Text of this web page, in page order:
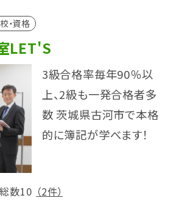
・資格
LET'S
3級合格率毎年90％以
上、2級も一発合格者多
数 茨城県古河市で本格
的に簿記が学べます！
総数10 （2件）